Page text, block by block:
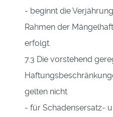
- beginnt die
Rahmen der
erfolgt.
7.3 Die vorstehend
gelten nicht
- für Schadensersatz-